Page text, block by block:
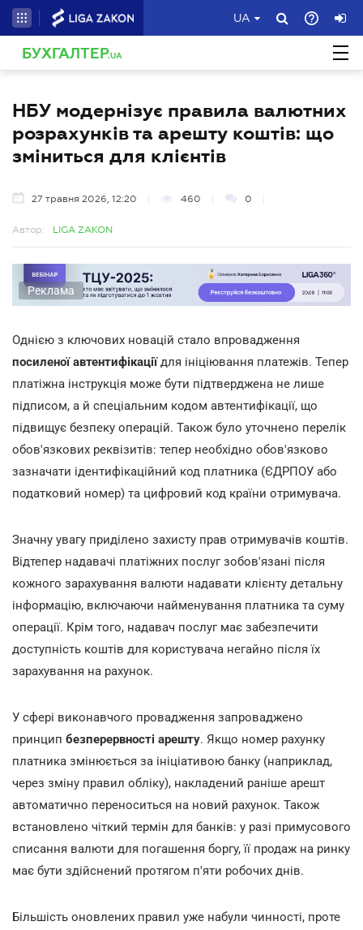
UA
БУХГАЛТЕР.UA
НБУ модернізує правила валютних
розрахунків та арешту коштів: що
зміниться для клієнтів
27 травня 2026, 12:20 460 0
Автор: LIGA ZAKON
Реклама
Однією з ключових новацій стало впровадження
посиленої автентифікаціїдля ініціювання платежів. Тепер
платіжна інструкція може бути підтверджена не лише
підписом, а й спеціальним кодом автентифікації, що
підвищує безпеку операцій. Також було уточнено перелік
обов'язкових реквізитів: тепер необхідно обов'язково
зазначати ідентифікаційний код платника (ЄДРПОУ або
податковий номер) та цифровий код країни отримувача.
Значну увагу приділено захисту прав отримувачів коштів.
Відтепер надавачі платіжних послуг зобов'язані після
кожного зарахування валюти надавати клієнту детальну
інформацію, включаючи найменування платника та суму
операції. Крім того, надавач послуг має забезпечити
доступність коштів для користувача негайно після їх
зарахування на рахунок.
У сфері виконавчого провадження запроваджено
принцип безперервності арешту. Якщо номер рахунку
платника змінюється за ініціативою банку (наприклад,
через зміну правил обліку), накладений раніше арешт
автоматично переноситься на новий рахунок. Також
встановлено чіткий термін для банків: у разі примусового
списання валюти для погашення боргу, її продаж на ринку
має бути здійснений протягом п'яти робочих днів.
Більшість оновлених правил уже набули чинності, проте